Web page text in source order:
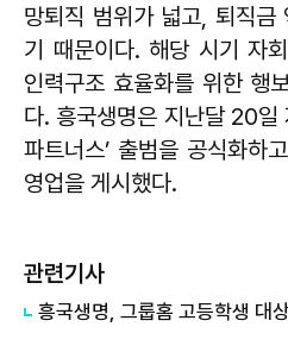
망퇴직 범위가 넓고, 퇴직금
기 때문이다. 해당 시기 자
인력구조 효율화를 위한 행
다. 흥국생명은 지난달 20일
파트너스’ 출범을 공식화하
영업을 게시했다.
관련기사